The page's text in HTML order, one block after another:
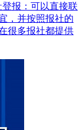
报：可以直接联
，并按照报社的
很多报社都提供